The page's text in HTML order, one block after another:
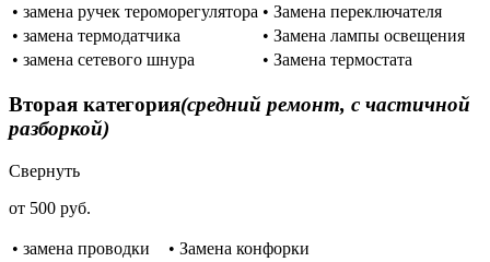
• замена ручек тероморегулятора • Замена переключателя
• замена термодатчика
• Замена лампы освещения
• замена сетевого шнура
• Замена термостата
Вторая категория(средний ремонт, с частичной
разборкой)
Свернуть
от 500 руб.
• замена проводки
• Замена конфорки